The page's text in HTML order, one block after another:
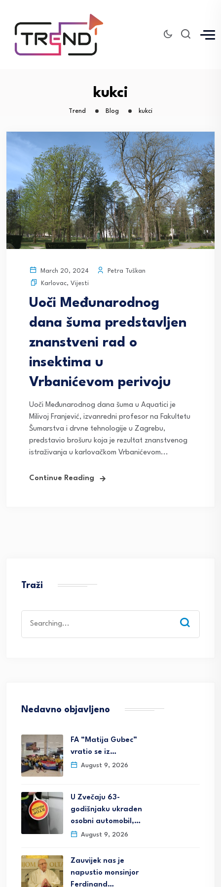
kukci
Trend Blog kukci
March 20, 2024
Petra Tuškan
Karlovac, Vijesti
Uoči Međunarodnog
dana šuma predstavljen
znanstveni rad o
insektima u
Vrbanićevom perivoju
Uoči Međunarodnog dana šuma u Aquatici je
Milivoj Franjević, izvanredni profesor na Fakultetu
Šumarstva i drvne tehnologije u Zagrebu,
predstavio brošuru koja je rezultat znanstvenog
istraživanja u karlovačkom Vrbanićevom...
Continue Reading
Traži
for:
Nedavno objavljeno
FA “Matija Gubec”
vratio se iz…
August 9, 2026
U Zvečaju 63-
godišnjaku ukraden
osobni automobil,…
August 9, 2026
Zauvijek nas je
napustio monsinjor
Ferdinand…